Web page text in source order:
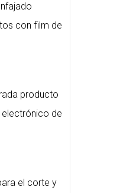
con film de
producto
de
el corte y